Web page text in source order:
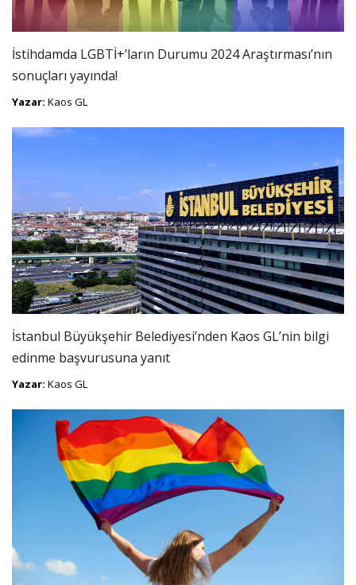
İstihdamda LGBTİ+’ların Durumu 2024 Araştırması’nın
sonuçları yayında!
Yazar: Kaos GL
İstanbul Büyükşehir Belediyesi’nden Kaos GL’nin bilgi
edinme başvurusuna yanıt
Yazar: Kaos GL